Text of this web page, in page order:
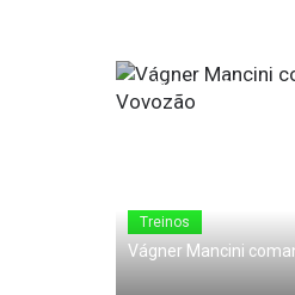
08 de Abril de 2011
Treinos
Vágner Mancini